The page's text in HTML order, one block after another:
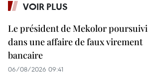
VOIR PLUS
Le président de Mekolor poursuivi
dans une affaire de faux virement
bancaire
06/08/2026 09:41